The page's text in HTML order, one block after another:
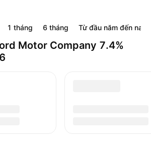
1 tháng 6 tháng Từ đầu năm đến nay
Motor Company 7.4%